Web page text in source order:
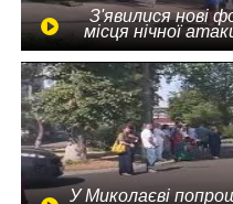
З'явилися нові
місця нічної
У Миколаєві